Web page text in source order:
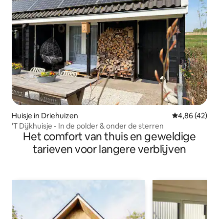
Huisje in Driehuizen Gemiddelde
4,86 (42)
'T Dijkhuisje - In de polder & onder de sterren
Het comfort van thuis en geweldige
tarieven voor langere verblijven